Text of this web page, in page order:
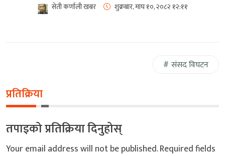
सेती कर्णाली खबर शुक्रबार, माघ १०, २०८२ १२:११
संसद विघटन
प्रतिक्रिया
तपाइको प्रतिक्रिया दिनुहोस्
Your email address will not be published.Required fields